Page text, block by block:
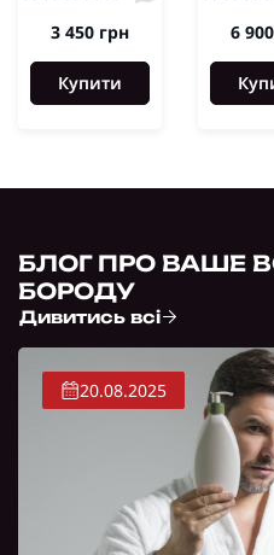
3 450 грн
Купити
6
БЛОГ ПРО ВАШЕ
БОРОДУ
Дивитись всі
20.08.2025